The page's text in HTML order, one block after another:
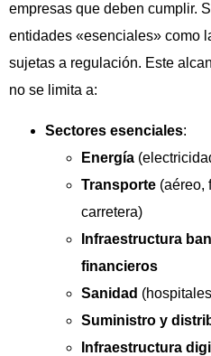
empresas que deben cumplir.
entidades «esenciales» como
sujetas a regulación. Este
no se limita a:
Sectores esenciales:
Energía
Transporte (aéreo,
carretera)
Infraestructura
financieros
Sanidad
Suministro y
Infraestructura